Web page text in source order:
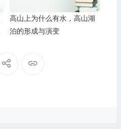
高山上为什么有水，高山湖
泊的形成与演变